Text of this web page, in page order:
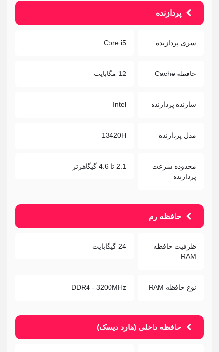
پردازنده
سری پردازنده Core i5
حافظه Cache 12 مگابایت
سازنده پردازنده Intel
مدل پردازنده 13420H
محدوده سرعت
پردازنده
2.1 تا 4.6 گیگاهرتز
حافظه رم
ظرفیت حافظه
RAM
24 گیگابایت
نوع حافظه RAM DDR4 - 3200MHz
حافظه داخلی (هارد دیسک)